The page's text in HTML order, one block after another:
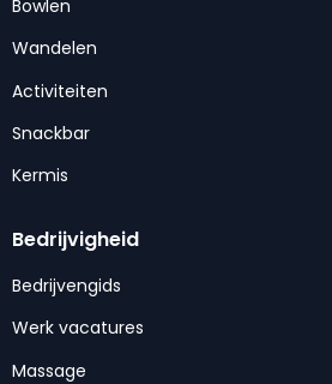
Bowlen
Wandelen
Activiteiten
Snackbar
Kermis
Bedrijvigheid
Bedrijvengids
Werk vacatures
Massage